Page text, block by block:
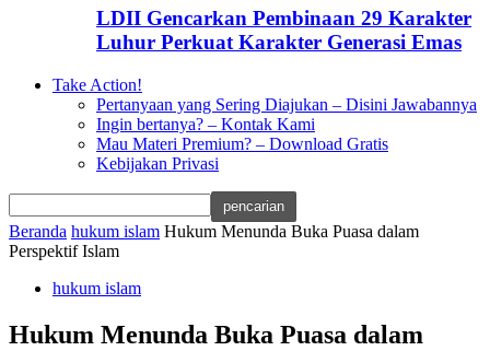
LDII Gencarkan Pembinaan 29 Karakter
Luhur Perkuat Karakter Generasi Emas
Take Action!
Pertanyaan yang Sering Diajukan – Disini Jawabannya
Ingin bertanya? – Kontak Kami
Mau Materi Premium? – Download Gratis
Kebijakan Privasi
Beranda hukum islam Hukum Menunda Buka Puasa dalam
Perspektif Islam
hukum islam
Hukum Menunda Buka Puasa dalam